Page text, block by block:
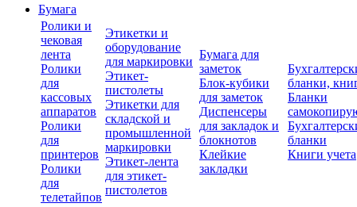
Бумага
Ролики и
чековая
лента
Ролики
для
кассовых
аппаратов
Ролики
для
принтеров
Ролики
для
телетайпов
Этикетки и
оборудование
для маркировки
Этикет-
пистолеты
Этикетки для
складской и
промышленной
маркировки
Этикет-лента
для этикет-
пистолетов
Бумага для
заметок
Блок-кубики
для заметок
Диспенсеры
для закладок и
блокнотов
Клейкие
закладки
бланки,
Бланки
бланки
Книги учета